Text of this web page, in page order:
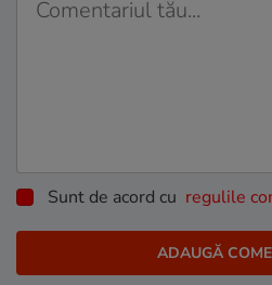
Sunt de acord cu regulile